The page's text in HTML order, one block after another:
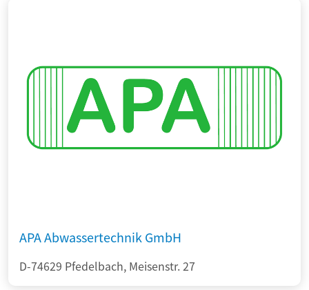
APA Abwassertechnik GmbH
D-74629 Pfedelbach, Meisenstr. 27